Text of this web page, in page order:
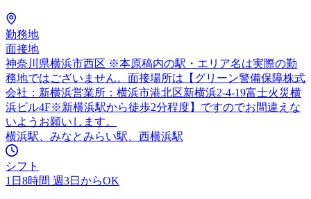
勤務地
面接地
神奈川県横浜市西区 ※本原稿内の駅・エリア名は実際の勤
務地ではございません。面接場所は【グリーン警備保障株式
会社：新横浜営業所：横浜市港北区新横浜2-4-19富士火災横
浜ビル4F※新横浜駅から徒歩2分程度】ですのでお間違えな
いようお願いします。
横浜駅、みなとみらい駅、西横浜駅
シフト
1日8時間 週3日からOK